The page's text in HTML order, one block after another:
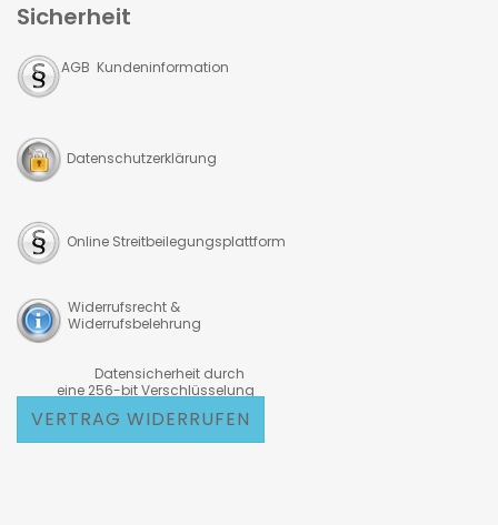
Sicherheit
AGB Kundeninformation
Datenschutzerklärung
Online Streitbeilegungsplattform
Widerrufsrecht &
Widerrufsbelehrung
Datensicherheit durch
eine 256-bit Verschlüsselung
VERTRAG WIDERRUFEN